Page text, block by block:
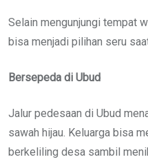
Selain mengunjungi tempat
bisa menjadi pilihan seru
Bersepeda di Ubud
Jalur pedesaan di Ubud
sawah hijau. Keluarga bisa
berkeliling desa sambil